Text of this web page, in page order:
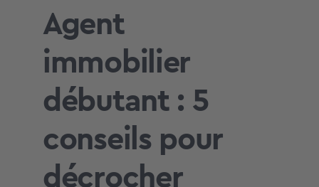
Agent
immobilier
débutant : 5
conseils pour
décrocher